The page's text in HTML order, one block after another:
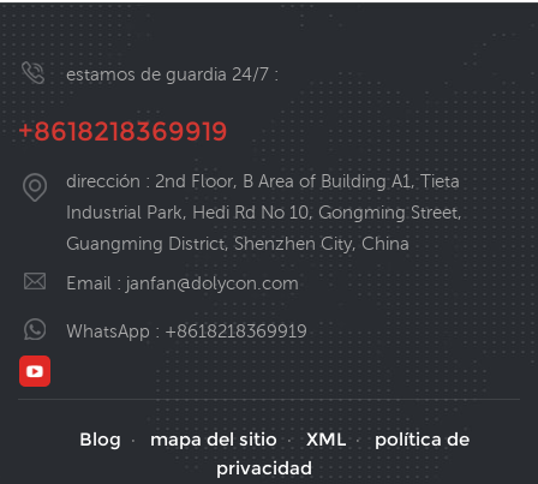
estamos de guardia 24/7 :
+8618218369919
dirección : 2nd Floor, B Area of Building A1, Tieta
Industrial Park, Hedi Rd No 10, Gongming Street,
Guangming District, Shenzhen City, China
Email : janfan@dolycon.com
WhatsApp : +8618218369919
Blog · mapa del sitio · XML ·
política de
privacidad